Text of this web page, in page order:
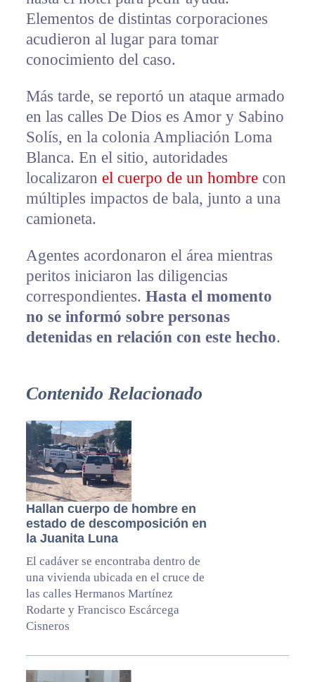
Elementos de distintas corporaciones
acudieron al lugar para tomar
conocimiento del caso.
Más tarde, se reportó un ataque armado
en las calles De Dios es Amor y Sabino
Solís, en la colonia Ampliación Loma
Blanca. En el sitio, autoridades
localizaron el cuerpo de un hombrecon
múltiples impactos de bala, junto a una
camioneta.
Agentes acordonaron el área mientras
peritos iniciaron las diligencias
correspondientes. Hasta el momento
no se informó sobre personas
detenidas en relación con este hecho.
Contenido Relacionado
Hallan cuerpo de hombre en
estado de descomposición en
la Juanita Luna
El cadáver se encontraba dentro de
una vivienda ubicada en el cruce de
las calles Hermanos Martínez
Rodarte y Francisco Escárcega
Cisneros